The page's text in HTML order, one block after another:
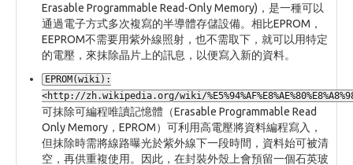
Erasable Programmable Read-Only Memory)，是一種可以
通過電子方式多次複寫的半導體存儲設備。相比EPROM，
EEPROM不需要用紫外線照射，也不需取下，就可以用特定
的電壓，來抹除晶片上的訊息，以便寫入新的資料。
EPROM(wiki):
<http://zh.wikipedia.org/wiki/
可抹除可編程唯讀記憶體（Erasable Programmable Read
Only Memory，EPROM）可利用高電壓將資料編程寫入，
但抹除時需將線路曝光於紫外線下一段時間，資料始可被清
空，再供重複使用。因此，在封裝外殼上會預留一個石英玻